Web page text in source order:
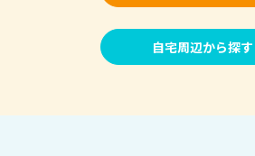
自宅周辺から探す